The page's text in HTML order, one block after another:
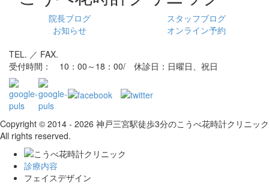
院長ブログ
スタッフブログ
お知らせ
オンライン予約
TEL. ／ FAX.
受付時間： 10：00～18：00/ 休診日：日曜日、祝日
Copyright © 2014 - 2026 神戸三宮駅徒歩3分のこうべ花時計クリニック
All rights reserved.
診療内容
フェイスデザイン